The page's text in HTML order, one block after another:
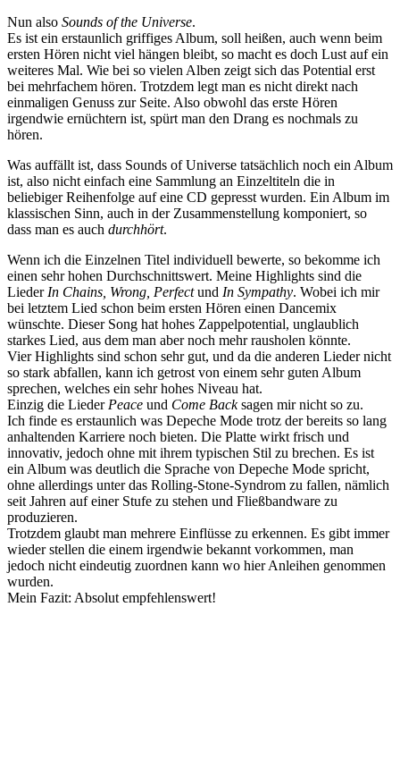
Nun also Sounds of the Universe.
Es ist ein erstaunlich griffiges Album, soll heißen, auch wenn beim
ersten Hören nicht viel hängen bleibt, so macht es doch Lust auf ein
weiteres Mal. Wie bei so vielen Alben zeigt sich das Potential erst
bei mehrfachem hören. Trotzdem legt man es nicht direkt nach
einmaligen Genuss zur Seite. Also obwohl das erste Hören
irgendwie ernüchtern ist, spürt man den Drang es nochmals zu
hören.
Was auffällt ist, dass Sounds of Universe tatsächlich noch ein Album
ist, also nicht einfach eine Sammlung an Einzeltiteln die in
beliebiger Reihenfolge auf eine CD gepresst wurden. Ein Album im
klassischen Sinn, auch in der Zusammenstellung komponiert, so
dass man es auch durchhört.
Wenn ich die Einzelnen Titel individuell bewerte, so bekomme ich
einen sehr hohen Durchschnittswert. Meine Highlights sind die
Lieder In Chains, Wrong, Perfectund In Sympathy. Wobei ich mir
bei letztem Lied schon beim ersten Hören einen Dancemix
wünschte. Dieser Song hat hohes Zappelpotential, unglaublich
starkes Lied, aus dem man aber noch mehr rausholen könnte.
Vier Highlights sind schon sehr gut, und da die anderen Lieder nicht
so stark abfallen, kann ich getrost von einem sehr guten Album
sprechen, welches ein sehr hohes Niveau hat.
Einzig die Lieder Peace und Come Backsagen mir nicht so zu.
Ich finde es erstaunlich was Depeche Mode trotz der bereits so lang
anhaltenden Karriere noch bieten. Die Platte wirkt frisch und
innovativ, jedoch ohne mit ihrem typischen Stil zu brechen. Es ist
ein Album was deutlich die Sprache von Depeche Mode spricht,
ohne allerdings unter das Rolling-Stone-Syndrom zu fallen, nämlich
seit Jahren auf einer Stufe zu stehen und Fließbandware zu
produzieren.
Trotzdem glaubt man mehrere Einflüsse zu erkennen. Es gibt immer
wieder stellen die einem irgendwie bekannt vorkommen, man
jedoch nicht eindeutig zuordnen kann wo hier Anleihen genommen
wurden.
Mein Fazit: Absolut empfehlenswert!